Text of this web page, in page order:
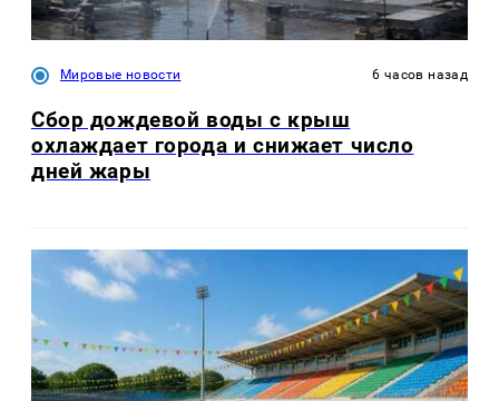
Мировые новости 6 часов назад
Сбор дождевой воды с крыш
охлаждает города и снижает число
дней жары